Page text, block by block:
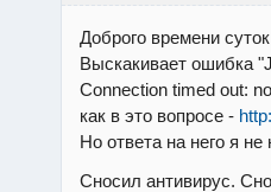
Доброго времени
Выскакивает ошибка
Connection timed out:
как в это вопросе -
Но ответа на него я
Сносил антивирус.